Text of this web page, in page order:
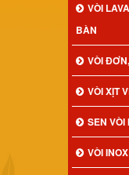
VÒI
BÀN
VÒI
VÒI XỊT
SEN VÒI
VÒI